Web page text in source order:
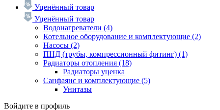
Уценённый товар
Уценённый товар
Водонагреватели (4)
Котельное оборудование и комплектующие (2)
Насосы (2)
ПНД (трубы, компрессионный фитинг) (1)
Радиаторы отопления (18)
Радиаторы уценка
Санфаянс и комплектующие (5)
Унитазы
Войдите в профиль